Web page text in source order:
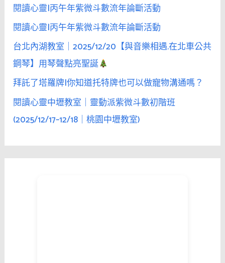
甜
酒
更
能
打
開
她
的
心
閱讀心靈|丙午年紫微斗數流年論斷活動
閱讀心靈|丙午年紫微斗數流年論斷活動
台北內湖教室｜2025/12/20【與音樂相遇.在北車公共
鋼琴】用琴聲點亮聖誕
拜託了塔羅牌|你知道托特牌也可以做寵物溝通嗎？
閱讀心靈中壢教室｜靈動派紫微斗數初階班
(2025/12/17–12/18｜桃園中壢教室)